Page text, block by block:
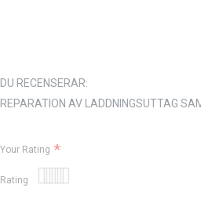
DU RECENSERAR:
REPARATION AV LADDNINGSUTTAG
Your Rating
Rating